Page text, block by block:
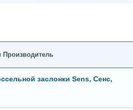
Производитель
заслонки Sens, Сенс,